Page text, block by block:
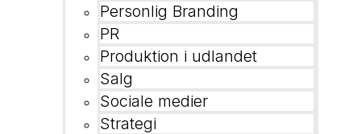
Personlig Branding
PR
Produktion i udlandet
Salg
Sociale medier
Strategi